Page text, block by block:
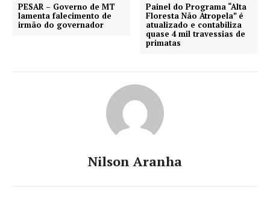
PESAR – Governo de MT
lamenta falecimento de
irmão do governador
Painel do Programa “Alta
Floresta Não Atropela” é
atualizado e contabiliza
quase 4 mil travessias de
primatas
Nilson Aranha